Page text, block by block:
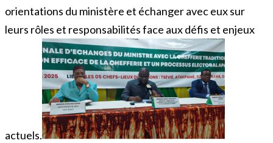
orientations du ministère et échanger avec eux sur
leurs rôles et responsabilités face aux défis et enjeux
actuels.